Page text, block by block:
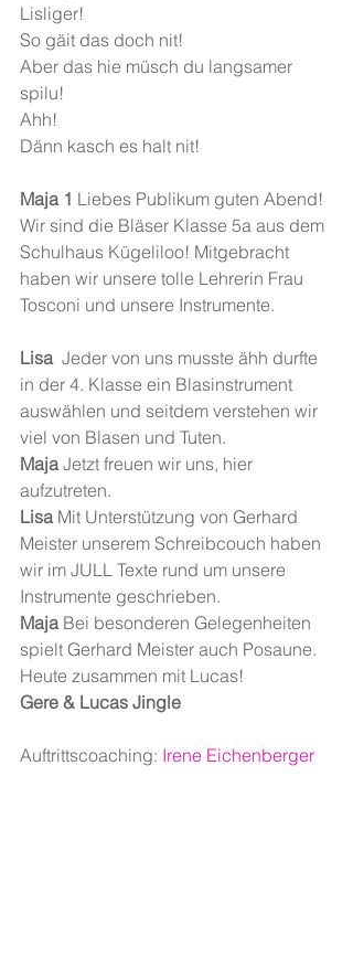
Lisliger!
So gäit das doch nit!
Aber das hie müsch du langsamer
spilu!
Ahh!
Dänn kasch es halt nit!
Maja 1 Liebes Publikum guten Abend!
Wir sind die Bläser Klasse 5a aus dem
Schulhaus Kügeliloo! Mitgebracht
haben wir unsere tolle Lehrerin Frau
Tosconi und unsere Instrumente.
Lisa Jeder von uns musste ähh durfte
in der 4. Klasse ein Blasinstrument
auswählen und seitdem verstehen wir
viel von Blasen und Tuten.
Maja Jetzt freuen wir uns, hier
aufzutreten.
Lisa Mit Unterstützung von Gerhard
Meister unserem Schreibcouch haben
wir im JULL Texte rund um unsere
Instrumente geschrieben.
Maja Bei besonderen Gelegenheiten
spielt Gerhard Meister auch Posaune.
Heute zusammen mit Lucas!
Gere & Lucas Jingle
Auftrittscoaching: Irene Eichenberger